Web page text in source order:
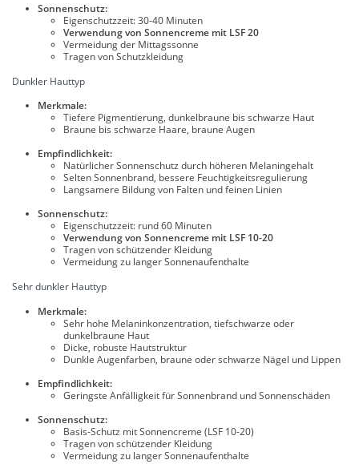
Sonnenschutz:
Eigenschutzzeit: 30-40 Minuten
Verwendung von Sonnencreme mit LSF 20
Vermeidung der Mittagssonne
Tragen von Schutzkleidung
Dunkler Hauttyp
Merkmale:
Tiefere Pigmentierung, dunkelbraune bis schwarze Haut
Braune bis schwarze Haare, braune Augen
Empfindlichkeit:
Natürlicher Sonnenschutz durch höheren Melaningehalt
Selten Sonnenbrand, bessere Feuchtigkeitsregulierung
Langsamere Bildung von Falten und feinen Linien
Sonnenschutz:
Eigenschutzzeit: rund 60 Minuten
Verwendung von Sonnencreme mit LSF 10-20
Tragen von schützender Kleidung
Vermeidung zu langer Sonnenaufenthalte
Sehr dunkler Hauttyp
Merkmale:
Sehr hohe Melaninkonzentration, tiefschwarze oder
dunkelbraune Haut
Dicke, robuste Hautstruktur
Dunkle Augenfarben, braune oder schwarze Nägel und Lippen
Empfindlichkeit:
Geringste Anfälligkeit für Sonnenbrand und Sonnenschäden
Sonnenschutz:
Basis-Schutz mit Sonnencreme (LSF 10-20)
Tragen von schützender Kleidung
Vermeidung zu langer Sonnenaufenthalte